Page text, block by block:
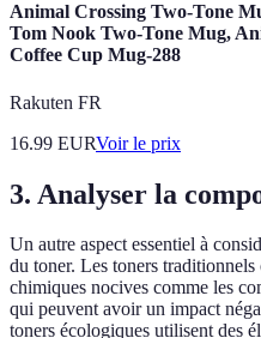
Animal Crossing Two-Tone
Tom Nook Two-Tone Mug,
Coffee Cup Mug-288
Rakuten FR
16.99 EURVoir le prix
3. Analyser la
Un autre aspect essentiel à
du toner. Les toners traditionnels
chimiques nocives comme les
qui peuvent avoir un impact
toners écologiques utilisent des